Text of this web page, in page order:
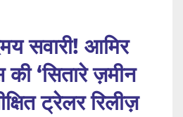
सवारी! आमिर
‘सितारे ज़मीन
ट्रेलर रिलीज़